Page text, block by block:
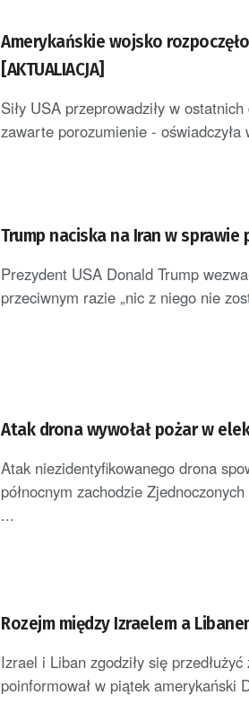
Amerykańskie wojsko
[AKTUALIACJA]
Siły USA przeprowadziły w
zawarte porozumienie -
Trump naciska na Iran w
Prezydent USA Donald Trump
przeciwnym razie „nic z niego nie
Atak drona wywołał pożar w
Atak niezidentyfikowanego drona
północnym zachodzie
...
Rozejm między Izraelem a
Izrael i Liban zgodziły się
poinformował w piątek amerykański